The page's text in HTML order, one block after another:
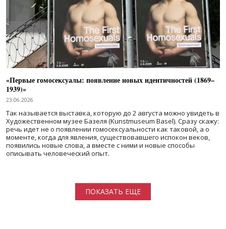
«Первые гомосексуалы: появление новых идентичностей (1869–
1939)»
23.06.2026
Так называется выставка, которую до 2 августа можно увидеть в
Художественном музее Базеля (Kunstmuseum Basel). Сразу скажу:
речь идет не о появлении гомосексуальности как таковой, а о
моменте, когда для явления, существовавшего испокон веков,
появились новые слова, а вместе с ними и новые способы
описывать человеческий опыт.
ПОКАЗАТЬ ЕЩЕ